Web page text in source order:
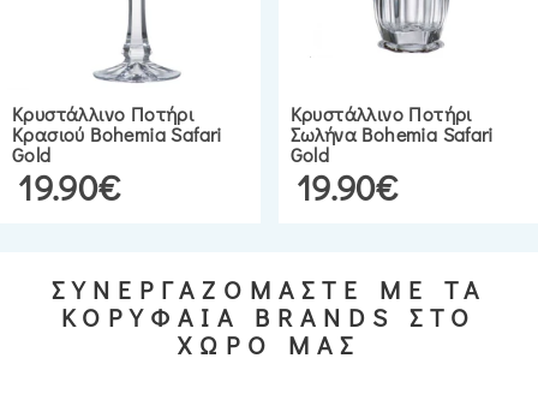
Κρυστάλλινο Ποτήρι
Κρασιού Bohemia Safari
Gold
19.90€
Κρυστάλλινο Ποτήρι
Σωλήνα Bohemia Safari
Gold
19.90€
ΣΥΝΕΡΓΑΖΟΜΑΣΤΕ ΜΕ ΤΑ
ΚΟΡΥΦΑΙΑ BRANDS ΣΤΟ
ΧΩΡΟ ΜΑΣ